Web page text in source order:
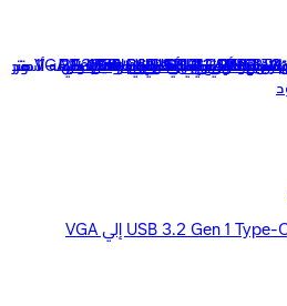
موفي 409911863 كابل من USB-C إلي SB-C طولة 1 متر
مانهتن محول من USB 3.2 Gen 1 Type-C Male إلي VGA